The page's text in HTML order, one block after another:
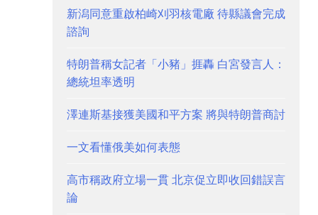
新潟同意重啟柏崎刈羽核電廠 待縣議會完成
諮詢
特朗普稱女記者「小豬」捱轟 白宮發言人：
總統坦率透明
澤連斯基接獲美國和平方案 將與特朗普商討
一文看懂俄美如何表態
高市稱政府立場一貫 北京促立即收回錯誤言
論